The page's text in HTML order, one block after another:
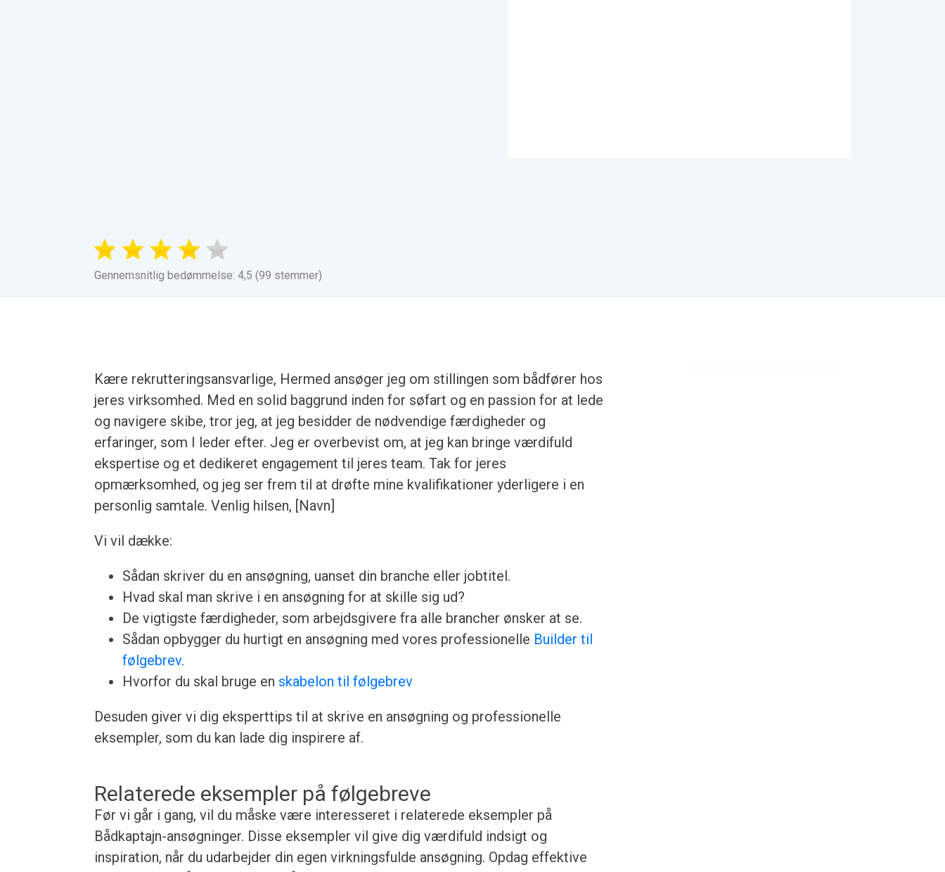
Gennemsnitlig bedømmelse: 4,5 (99 stemmer)
Kære rekrutteringsansvarlige, Hermed ansøger jeg om stillingen som bådfører hos
jeres virksomhed. Med en solid baggrund inden for søfart og en passion for at lede
og navigere skibe, tror jeg, at jeg besidder de nødvendige færdigheder og
erfaringer, som I leder efter. Jeg er overbevist om, at jeg kan bringe værdifuld
ekspertise og et dedikeret engagement til jeres team. Tak for jeres
opmærksomhed, og jeg ser frem til at drøfte mine kvalifikationer yderligere i en
personlig samtale. Venlig hilsen, [Navn]
Vi vil dække:
Sådan skriver du en ansøgning, uanset din branche eller jobtitel.
Hvad skal man skrive i en ansøgning for at skille sig ud?
De vigtigste færdigheder, som arbejdsgivere fra alle brancher ønsker at se.
Sådan opbygger du hurtigt en ansøgning med vores professionelle Builder til
følgebrev.
Hvorfor du skal bruge en skabelon til følgebrev
Desuden giver vi dig eksperttips til at skrive en ansøgning og professionelle
eksempler, som du kan lade dig inspirere af.
Relaterede eksempler på følgebreve
Før vi går i gang, vil du måske være interesseret i relaterede eksempler på
Bådkaptajn-ansøgninger. Disse eksempler vil give dig værdifuld indsigt og
inspiration, når du udarbejder din egen virkningsfulde ansøgning. Opdag effektive